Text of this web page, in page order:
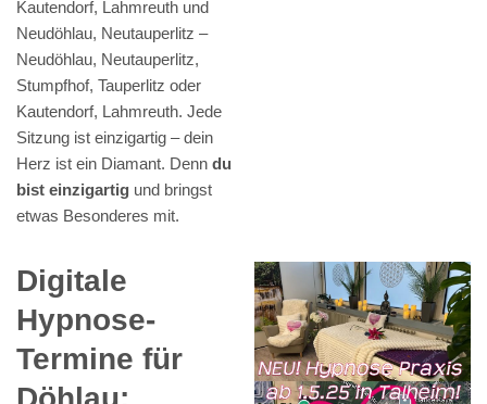
Kautendorf, Lahmreuth und
Neudöhlau, Neutauperlitz –
Neudöhlau, Neutauperlitz,
Stumpfhof, Tauperlitz oder
Kautendorf, Lahmreuth. Jede
Sitzung ist einzigartig – dein
Herz ist ein Diamant. Denn du
bist einzigartig und bringst
etwas Besonderes mit.
Digitale
Hypnose-
Termine für